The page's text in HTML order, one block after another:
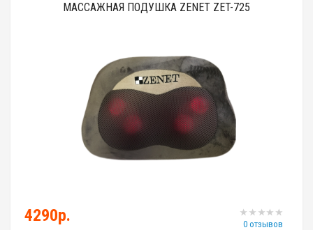
МАССАЖНАЯ ПОДУШКА ZENET ZET-725
0 отзывов
4290р.